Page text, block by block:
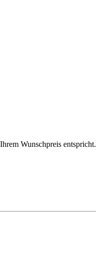
Wunschpreis entspricht.